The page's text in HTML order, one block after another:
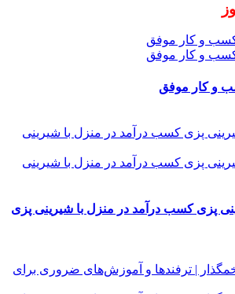
و کار موفق
پزی کسب درآمد در منزل با شیرینی پزی